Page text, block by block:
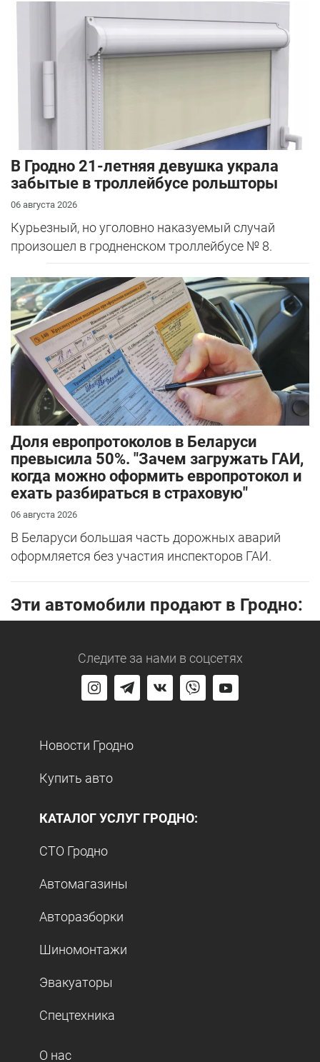
В Гродно 21-летняя девушка украла
забытые в троллейбусе рольшторы
06 августа 2026
Курьезный, но уголовно наказуемый случай
произошел в гродненском троллейбусе № 8.
Доля европротоколов в Беларуси
превысила 50%. "Зачем загружать ГАИ,
когда можно оформить европротокол и
ехать разбираться в страховую"
06 августа 2026
В Беларуси большая часть дорожных аварий
оформляется без участия инспекторов ГАИ.
Эти автомобили продают в Гродно:
Следите за нами в соцсетях
Новости Гродно
Купить авто
КАТАЛОГ УСЛУГ ГРОДНО:
СТО Гродно
Автомагазины
Авторазборки
Шиномонтажи
Эвакуаторы
Спецтехника
О нас